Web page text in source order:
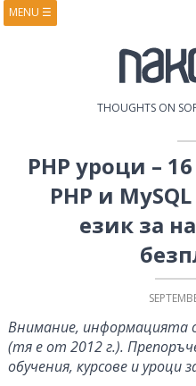
MENU ☰
RESEARCH
THOUGHTS ON
PHP уроци –
PHP и
език за
Внимание, информацията
(тя е от 2012 г.).
обучения, курсове и уроци